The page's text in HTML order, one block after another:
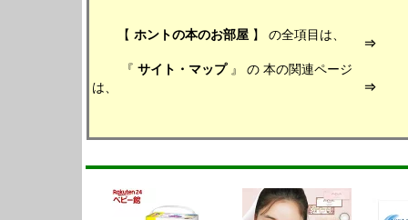
【ホントの本のお部屋 】 の全項目は、
『サイト・マップ』 の 本の関連ページ
は、